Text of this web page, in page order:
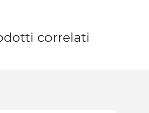
correlati